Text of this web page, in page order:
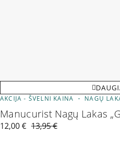
AKCIJA - ŠVELNI KAINA NAGŲ
Manucurist Nagų Lakas
13,95€
12,00€